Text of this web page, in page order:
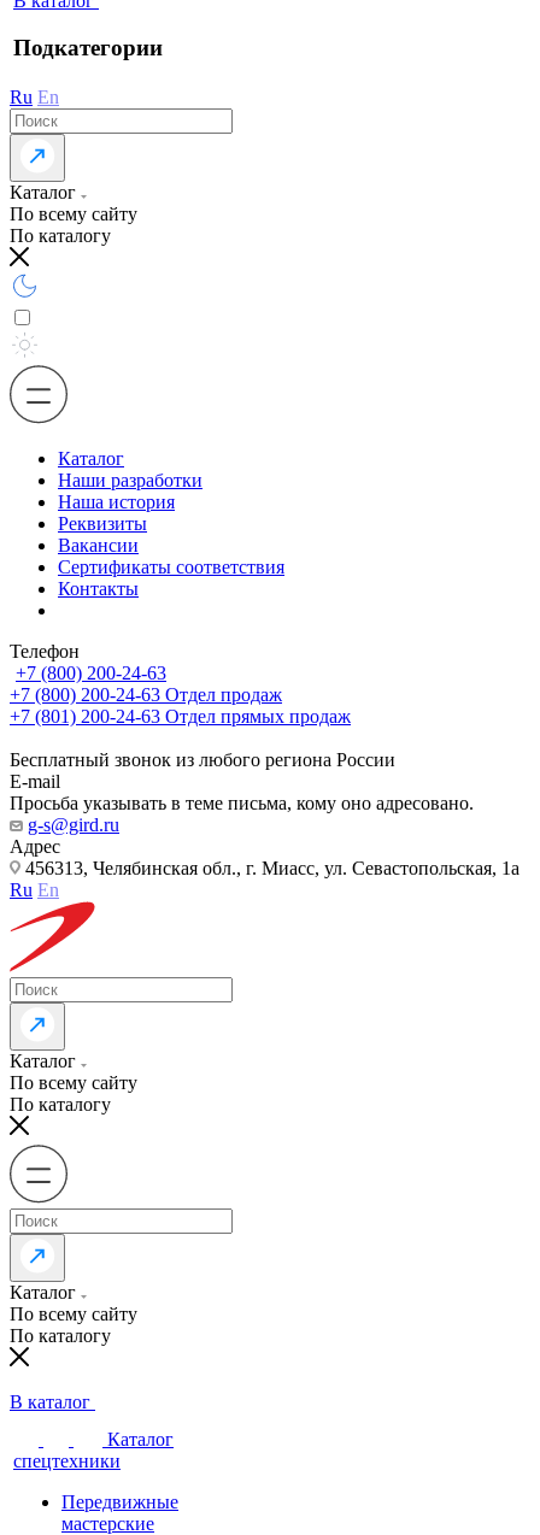
Подкатегории
Ru En
Каталог
По всему сайту
По каталогу
Каталог
Наши разработки
Наша история
Реквизиты
Вакансии
Сертификаты соответствия
Контакты
Телефон
+7 (800) 200-24-63
+7 (800) 200-24-63 Отдел продаж
+7 (801) 200-24-63 Отдел прямых продаж
Бесплатный звонок из любого региона России
E-mail
Просьба указывать в теме письма, кому оно адресовано.
g-s@gird.ru
Адрес
456313, Челябинская обл., г. Миасс, ул. Севастопольская, 1а
Ru En
Каталог
По всему сайту
По каталогу
Каталог
По всему сайту
По каталогу
В каталог
Каталог
спецтехники
Передвижные
мастерские